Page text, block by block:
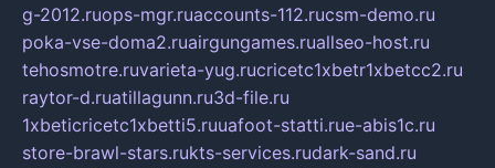
g-2012.ruops-mgr.ruaccounts-112.rucsm-demo.ru
poka-vse-doma2.ruairgungames.ruallseo-host.ru
tehosmotre.ruvarieta-yug.rucricetc1xbetr1xbetcc2.ru
raytor-d.ruatillagunn.ru3d-file.ru
1xbeticricetc1xbetti5.ruuafoot-statti.rue-abis1c.ru
store-brawl-stars.rukts-services.rudark-sand.ru